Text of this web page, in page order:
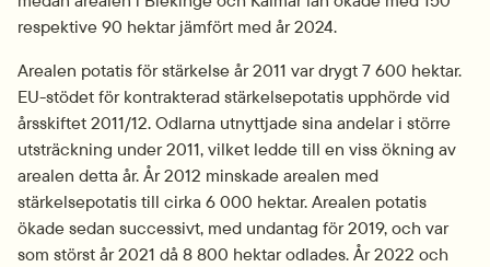
respektive 90 hektar jämfört med år 2024.
Arealen potatis för stärkelse år 2011 var drygt 7 600 hektar.
EU-stödet för kontrakterad stärkelsepotatis upphörde vid
årsskiftet 2011/12. Odlarna utnyttjade sina andelar i större
utsträckning under 2011, vilket ledde till en viss ökning av
arealen detta år. År 2012 minskade arealen med
stärkelsepotatis till cirka 6 000 hektar. Arealen potatis
ökade sedan successivt, med undantag för 2019, och var
som störst år 2021 då 8 800 hektar odlades. År 2022 och